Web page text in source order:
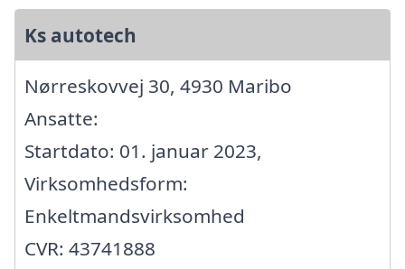
Ks autotech
Nørreskovvej 30, 4930 Maribo
Ansatte:
Startdato: 01. januar 2023,
Virksomhedsform:
Enkeltmandsvirksomhed
CVR: 43741888